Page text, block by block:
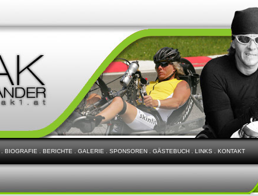
BIOGRAFIE BERICHTE GALERIE SPONSOREN GÄSTEBUCH LINKS KONTAKT